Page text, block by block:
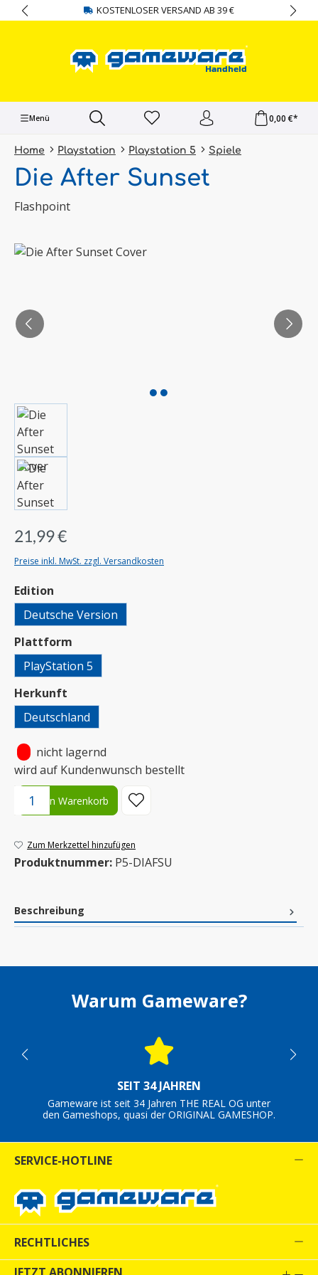
springen KOSTENLOSER VERSAND AB 39 €
Menü 0,00 €*
Home Playstation Playstation 5 Spiele
Die After Sunset
Flashpoint
Bildergalerie überspringen
21,99 €
Preise inkl. MwSt. zzgl. Versandkosten
Edition
Deutsche Version
Plattform
PlayStation 5
Herkunft
Deutschland
nicht lagernd
wird auf Kundenwunsch bestellt
Produkt Anzahl: Gib den gewünschten Wert ein oder benutze
In den Warenkorb
Zum Merkzettel hinzufügen
Produktnummer: P5-DIAFSU
Beschreibung
Warum Gameware?
SEIT 34 JAHREN
Gameware ist seit 34 Jahren THE REAL OG unter
den Gameshops, quasi der ORIGINAL GAMESHOP.
SERVICE-HOTLINE
RECHTLICHES